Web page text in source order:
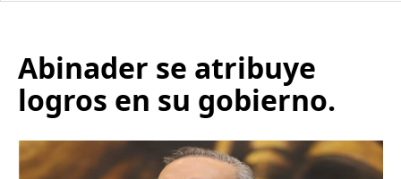
Abinader se atribuye
logros en su gobierno.